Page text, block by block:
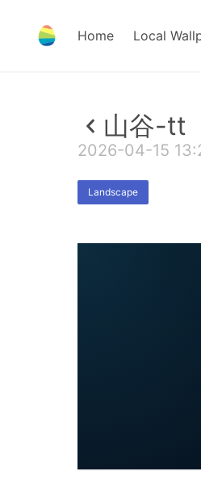
Home Local
山谷-tt
2026-04-15
Landscape